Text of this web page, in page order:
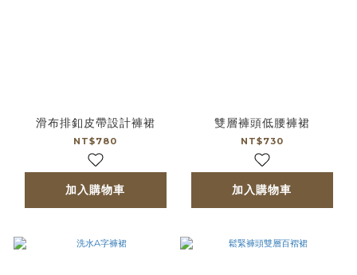
滑布排釦皮帶設計褲裙
NT$780
加入購物車
雙層褲頭低腰褲裙
NT$730
加入購物車